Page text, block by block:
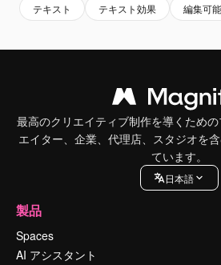
テキスト テキスト効果 編集可能
最高のクリエイティブ制作を導くため
エイター、企業、代理店、スタジオを
ています。
日本語
製品
Spaces
AI アシスタント